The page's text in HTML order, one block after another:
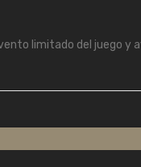
limitado del juego y